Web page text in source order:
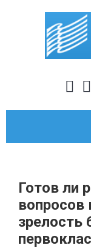
Готов ли
зрелость